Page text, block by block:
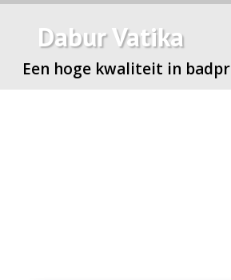
Dabur Vatika
Een hoge kwaliteit in